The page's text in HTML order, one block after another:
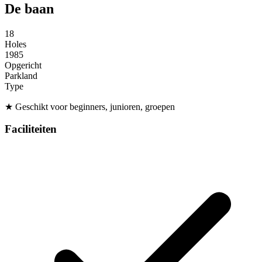
De baan
18
Holes
1985
Opgericht
Parkland
Type
★ Geschikt voor beginners, junioren, groepen
Faciliteiten